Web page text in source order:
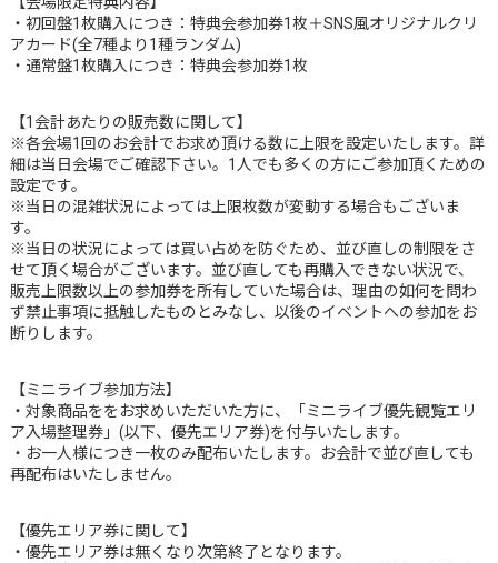
・初回盤1枚購入につき：特典会参加券1枚＋SNS風オリジナルクリ
アカード(全7種より1種ランダム)
・通常盤1枚購入につき：特典会参加券1枚
【1会計あたりの販売数に関して】
※各会場1回のお会計でお求め頂ける数に上限を設定いたします。詳
細は当日会場でご確認下さい。1人でも多くの方にご参加頂くための
設定です。
※当日の混雑状況によっては上限枚数が変動する場合もございま
す。
※当日の状況によっては買い占めを防ぐため、並び直しの制限をさ
せて頂く場合がございます。並び直しても再購入できない状況で、
販売上限数以上の参加券を所有していた場合は、理由の如何を問わ
ず禁止事項に抵触したものとみなし、以後のイベントへの参加をお
断りします。
【ミニライブ参加方法】
・対象商品ををお求めいただいた方に、「ミニライブ優先観覧エリ
ア入場整理券」(以下、優先エリア券)を付与いたします。
・お一人様につき一枚のみ配布いたします。お会計で並び直しても
再配布はいたしません。
【優先エリア券に関して】
・優先エリア券は無くなり次第終了となります。